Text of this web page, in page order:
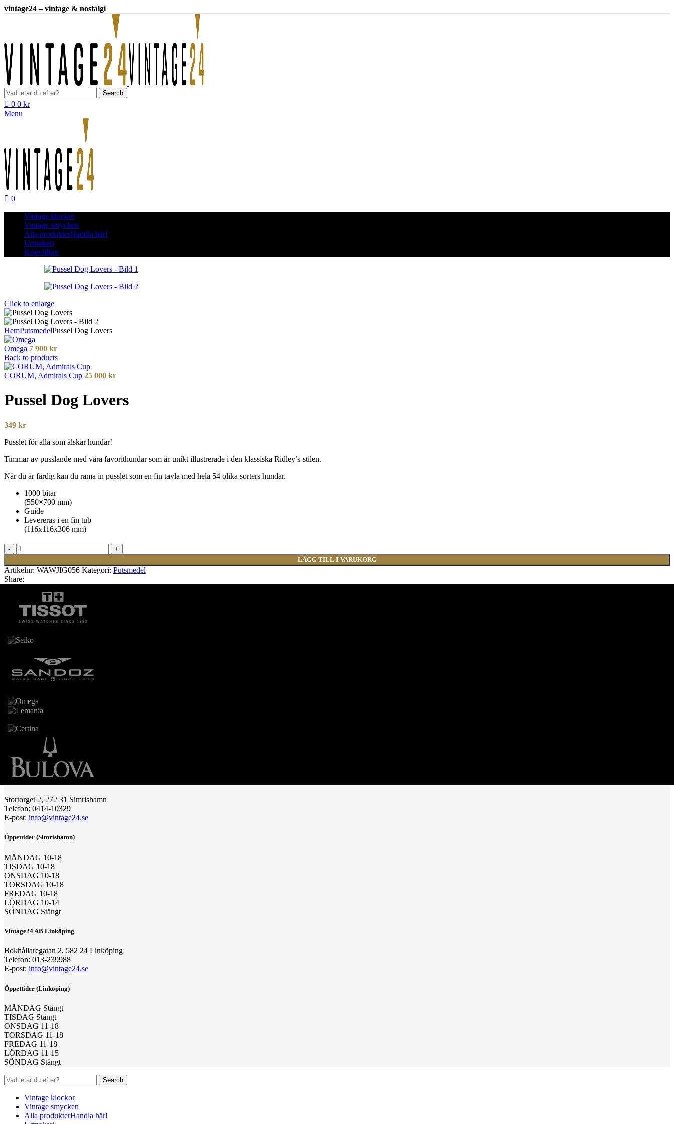
vintage24 – vintage & nostalgi
Search
0 0 kr
Menu
0
Vintage klockor
Vintage smycken
Alla produkterHandla här!
Urmakeri
Köpvillkor
Click to enlarge
HemPutsmedelPussel Dog Lovers
Omega 7 900 kr
Back to products
CORUM, Admirals Cup 25 000 kr
Pussel Dog Lovers
349 kr
Pusslet för alla som älskar hundar!
Timmar av pusslande med våra favorithundar som är unikt illustrerade i den klassiska Ridley’s-stilen.
När du är färdig kan du rama in pusslet som en fin tavla med hela 54 olika sorters hundar.
1000 bitar
(550×700 mm)
Guide
Levereras i en fin tub
(116x116x306 mm)
Pussel
Dog
Lovers
mängd
LÄGG TILL I VARUKORG
Artikelnr: WAWJIG056 Kategori: Putsmedel
Share:
Stortorget 2, 272 31 Simrishamn
Telefon: 0414-10329
E-post: info@vintage24.se
Öppettider (Simrishamn)
MÅNDAG 10-18
TISDAG 10-18
ONSDAG 10-18
TORSDAG 10-18
FREDAG 10-18
LÖRDAG 10-14
SÖNDAG Stängt
Vintage24 AB Linköping
Bokhållaregatan 2, 582 24 Linköping
Telefon: 013-239988
E-post: info@vintage24.se
Öppettider (Linköping)
MÅNDAG Stängt
TISDAG Stängt
ONSDAG 11-18
TORSDAG 11-18
FREDAG 11-18
LÖRDAG 11-15
SÖNDAG Stängt
Search
Vintage klockor
Vintage smycken
Alla produkterHandla här!